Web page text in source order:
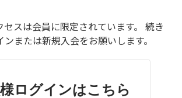
セスは会員に限定されています。 続き
または新規入会をお願いします。
ログインはこちら